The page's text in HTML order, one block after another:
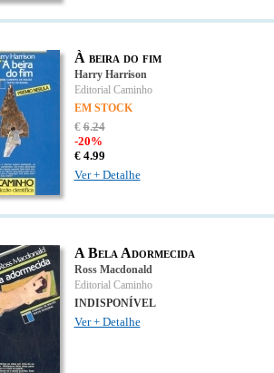
À beira do fim
Harry Harrison
Editorial Caminho
EM STOCK
€6.24
-20%
€ 4.99
Ver + Detalhe
A Bela Adormecida
Ross Macdonald
Editorial Caminho
INDISPONÍVEL
Ver + Detalhe